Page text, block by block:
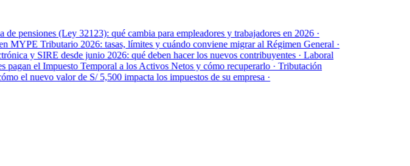
pensiones (Ley 32123): qué cambia para empleadores y trabajadores en 2026·
Tributario 2026: tasas, límites y cuándo conviene migrar al Régimen General·
y SIRE desde junio 2026: qué deben hacer los nuevos contribuyentes· Laboral
el Impuesto Temporal a los Activos Netos y cómo recuperarlo· Tributación
el nuevo valor de S/ 5,500 impacta los impuestos de su empresa·